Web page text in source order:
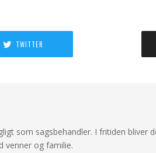
TWITTER
som sagsbehandler. I fritiden bliver
venner og familie.